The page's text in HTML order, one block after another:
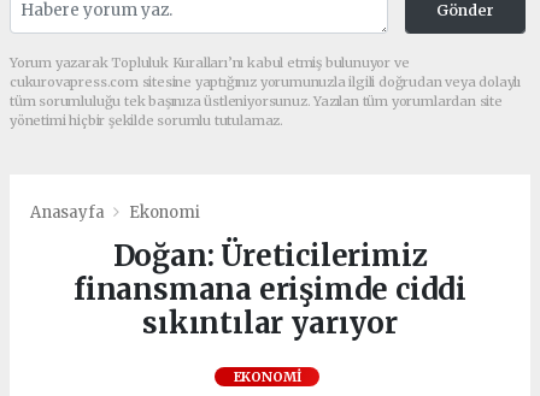
Gönder
Yorum yazarak Topluluk Kuralları’nı kabul etmiş bulunuyor ve
cukurovapress.com sitesine yaptığınız yorumunuzla ilgili doğrudan veya dolaylı
tüm sorumluluğu tek başınıza üstleniyorsunuz. Yazılan tüm yorumlardan site
yönetimi hiçbir şekilde sorumlu tutulamaz.
Anasayfa Ekonomi
Doğan: Üreticilerimiz
finansmana erişimde ciddi
sıkıntılar yarıyor
EKONOMI